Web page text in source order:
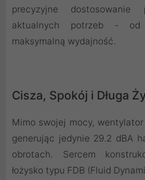
precyzyjne
aktualnych potrzeb - od
maksymalną wydajność.
Cisza, Spokój i Długa
Mimo swojej mocy,
generując jedynie 29.2 dBA
obrotach. Sercem
łożysko typu FDB (Fluid